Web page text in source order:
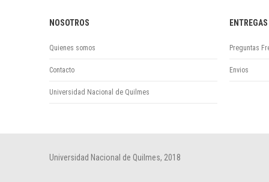
NOSOTROS
Quienes somos
Contacto
Universidad Nacional de Quilmes
ENTREGAS
Preguntas
Envios
Universidad Nacional de Quilmes, 2018